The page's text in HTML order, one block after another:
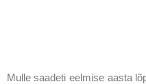
Mulle saadeti eelmise aasta